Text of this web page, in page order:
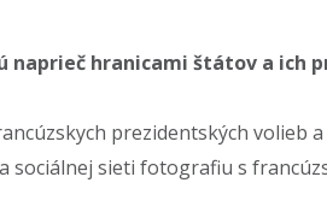
hranicami štátov a ich
prezidentských volieb
sociálnej sieti fotografiu s